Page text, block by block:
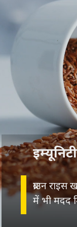
ब्राउन
में भी मदद
इम्यूनिटी